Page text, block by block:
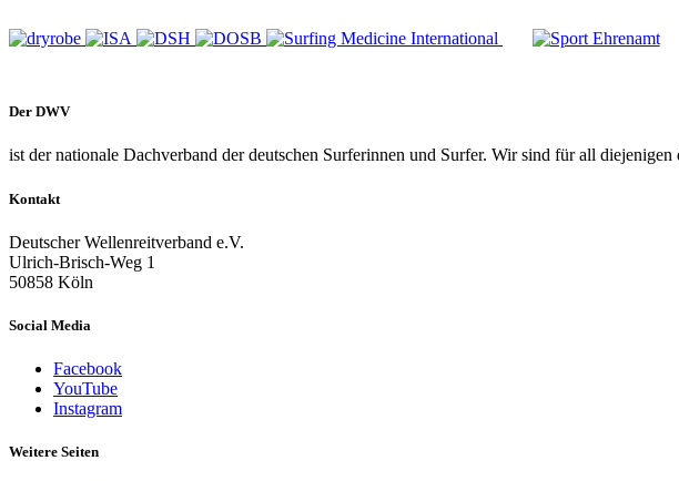
Der DWV
ist der nationale Dachverband der deutschen Surferinnen und Surfer. Wir sind für all
Kontakt
Deutscher Wellenreitverband e.V.
Ulrich-Brisch-Weg 1
50858 Köln
Social Media
Facebook
YouTube
Instagram
Weitere Seiten